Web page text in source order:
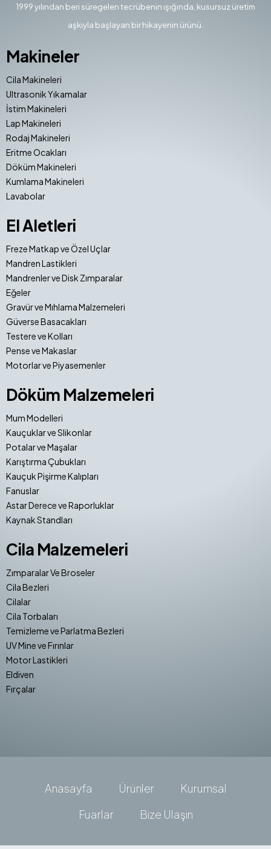
1999 yılından beri süregelen tecrübenin ışığında, kusursuz üretim
aşkıyla başlayan bir hikayenin ürünü.
Makineler
Cila Makineleri
Ultrasonik Yıkamalar
İstim Makineleri
Lap Makineleri
Rodaj Makineleri
Eritme Ocakları
Döküm Makineleri
Kumlama Makineleri
Lavabolar
El Aletleri
Freze Matkap ve Özel Uçlar
Mandren Lastikleri
Mandrenler ve Disk Zımparalar
Eğeler
Gravür ve Mıhlama Malzemeleri
Güverse Basacakları
Testere ve Kolları
Pense ve Makaslar
Motorlar ve Piyasemenler
Döküm Malzemeleri
Mum Modelleri
Kauçuklar ve Slikonlar
Potalar ve Maşalar
Karıştırma Çubukları
Kauçuk Pişirme Kalıpları
Fanuslar
Astar Derece ve Raporluklar
Kaynak Standları
Cila Malzemeleri
Zımparalar Ve Broseler
Cila Bezleri
Cilalar
Cila Torbaları
Temizleme ve Parlatma Bezleri
UV Mine ve Fırınlar
Motor Lastikleri
Eldiven
Fırçalar
Anasayfa Ürünler
Kurumsal
Fuarlar
Bize Ulaşın